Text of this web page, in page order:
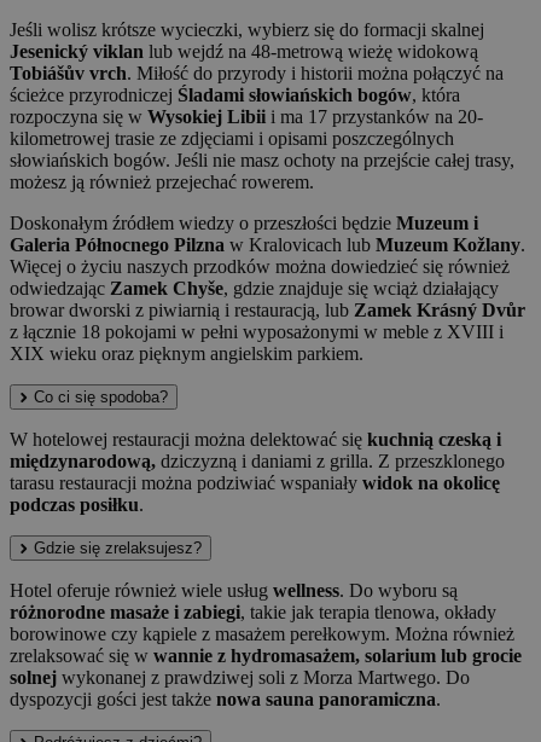
Jeśli wolisz krótsze wycieczki, wybierz się do formacji skalnej
Jesenický viklan lub wejdź na 48-metrową wieżę widokową
Tobiášův vrch. Miłość do przyrody i historii można połączyć na
ścieżce przyrodniczej Śladami słowiańskich bogów, która
rozpoczyna się w Wysokiej Libii i ma 17 przystanków na 20-
kilometrowej trasie ze zdjęciami i opisami poszczególnych
słowiańskich bogów. Jeśli nie masz ochoty na przejście całej trasy,
możesz ją również przejechać rowerem.
Doskonałym źródłem wiedzy o przeszłości będzie Muzeum i
Galeria Północnego Pilzna w Kralovicach lub Muzeum Kožlany.
Więcej o życiu naszych przodków można dowiedzieć się również
odwiedzając Zamek Chyše, gdzie znajduje się wciąż działający
browar dworski z piwiarnią i restauracją, lub Zamek Krásný Dvůr
z łącznie 18 pokojami w pełni wyposażonymi w meble z XVIII i
XIX wieku oraz pięknym angielskim parkiem.
Co ci się spodoba?
W hotelowej restauracji można delektować się kuchnią czeską i
międzynarodową, dziczyzną i daniami z grilla. Z przeszklonego
tarasu restauracji można podziwiać wspaniały widok na okolicę
podczas posiłku.
Gdzie się zrelaksujesz?
Hotel oferuje również wiele usług wellness. Do wyboru są
różnorodne masaże i zabiegi, takie jak terapia tlenowa, okłady
borowinowe czy kąpiele z masażem perełkowym. Można również
zrelaksować się w wannie z hydromasażem, solarium lub grocie
solnej wykonanej z prawdziwej soli z Morza Martwego. Do
dyspozycji gości jest także nowa sauna panoramiczna.